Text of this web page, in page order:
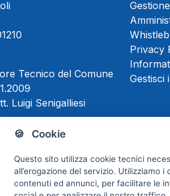
🍪 Cookie
Questo sito utilizza cookie tecnici
all’erogazione del servizio. Utilizziamo
contenuti ed annunci, per facilitare le
Tecnico del Comune
Luigi Senigalliesi
Privacy
Gestisci